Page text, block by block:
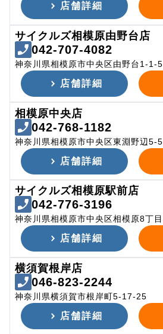
店舗詳細
サイクルズ相模原由野台店
042-707-4082
神奈川県相模原市中央区由野台1-1-5
店舗詳細
相模原中央店
042-768-1182
神奈川県相模原市中央区東淵野辺5-
店舗詳細
サイクルズ相模原駅前店
042-776-3196
神奈川県相模原市中央区相模原8丁
店舗詳細
横須賀根岸店
046-823-2244
神奈川県横須賀市根岸町5-17-25
店舗詳細